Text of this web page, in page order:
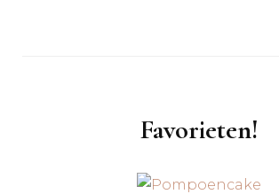
Favorieten!